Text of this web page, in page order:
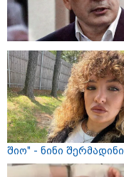
23:40 / 07-08-2026
იტალიამ ყველა
ქალაქში განგაშის
წითელი დონე
გამოაცხადა
შიო" - ნინი შერმადინი